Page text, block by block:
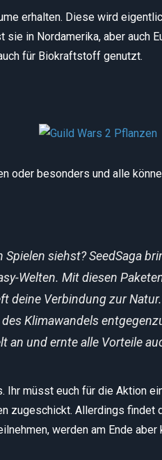
erhalten. Diese wird
sie in Nordamerika, aber auch
für Biokraftstoff genutzt.
oder besonders und alle
Spielen siehst?SeedSaga
Welten. Mit diesen
deine Verbindung zur Natur.
Klimawandels
an und ernte alle Vorteile
Ihr müsst euch für die Aktion
zugeschickt. Allerdings findet
werden am Ende